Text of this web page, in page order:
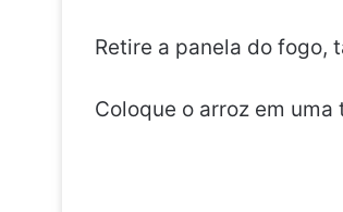
Retire a panela do fogo,
Coloque o arroz em